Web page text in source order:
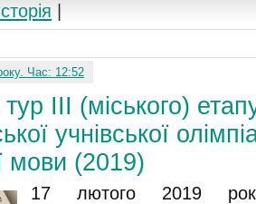
Час: 12:52
ІІІ (міського)
учнівської
мови (2019)
17 лютого 2019